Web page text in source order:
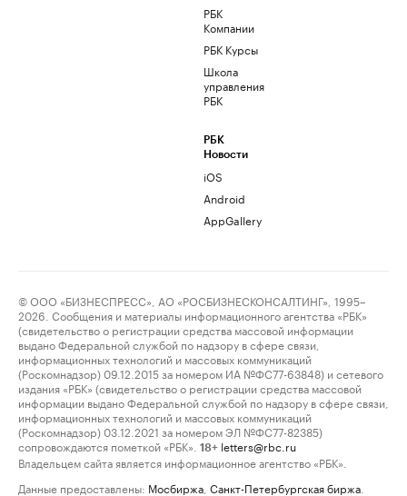
РБК
Компании
РБК Курсы
Школа
управления
РБК
РБК
Новости
iOS
Android
AppGallery
© ООО «БИЗНЕСПРЕСС», АО «РОСБИЗНЕСКОНСАЛТИНГ», 1995–
2026. Сообщения и материалы информационного агентства «РБК»
(свидетельство о регистрации средства массовой информации
выдано Федеральной службой по надзору в сфере связи,
информационных технологий и массовых коммуникаций
(Роскомнадзор) 09.12.2015 за номером ИА №ФС77-63848) и сетевого
издания «РБК» (свидетельство о регистрации средства массовой
информации выдано Федеральной службой по надзору в сфере связи,
информационных технологий и массовых коммуникаций
(Роскомнадзор) 03.12.2021 за номером ЭЛ №ФС77-82385)
сопровождаются пометкой «РБК».
18+ letters@rbc.ru
Владельцем сайта является информационное агентство «РБК».
Данные предоставлены: Мосбиржа Санкт-Петербургская биржа